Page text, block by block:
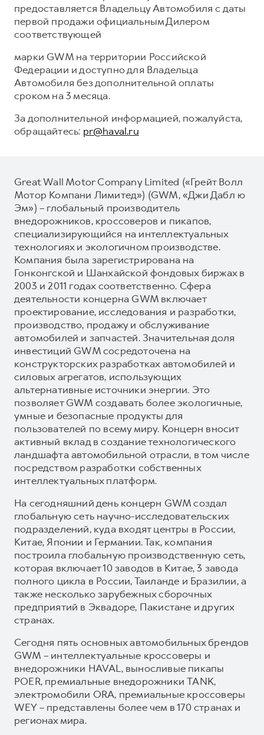
предоставляется Владельцу Автомобиля с даты
первой продажи официальным Дилером
соответствующей
марки GWM на территории Российской
Федерации и доступно для Владельца
Автомобиля без дополнительной оплаты
сроком на 3 месяца.
За дополнительной информацией, пожалуйста,
обращайтесь: pr@haval.ru
Great Wall Motor Company Limited («Грейт Волл
Мотор Компани Лимитед») (GWM, «Джи Дабл ю
Эм») – глобальный производитель
внедорожников, кроссоверов и пикапов,
специализирующийся на интеллектуальных
технологиях и экологичном производстве.
Компания была зарегистрирована на
Гонконгской и Шанхайской фондовых биржах в
2003 и 2011 годах соответственно. Сфера
деятельности концерна GWM включает
проектирование, исследования и разработки,
производство, продажу и обслуживание
автомобилей и запчастей. Значительная доля
инвестиций GWM сосредоточена на
конструкторских разработках автомобилей и
силовых агрегатов, использующих
альтернативные источники энергии. Это
позволяет GWM создавать более экологичные,
умные и безопасные продукты для
пользователей по всему миру. Концерн вносит
активный вклад в создание технологического
ландшафта автомобильной отрасли, в том числе
посредством разработки собственных
интеллектуальных платформ.
На сегодняшний день концерн GWM создал
глобальную сеть научно-исследовательских
подразделений, куда входят центры в России,
Китае, Японии и Германии. Так, компания
построила глобальную производственную сеть,
которая включает 10 заводов в Китае, 3 завода
полного цикла в России, Таиланде и Бразилии, а
также несколько зарубежных сборочных
предприятий в Эквадоре, Пакистане и других
странах.
Сегодня пять основных автомобильных брендов
GWM – интеллектуальные кроссоверы и
внедорожники HAVAL, выносливые пикапы
POER, премиальные внедорожники TANK,
электромобили ORA, премиальные кроссоверы
WEY – представлены более чем в 170 странах и
регионах мира.